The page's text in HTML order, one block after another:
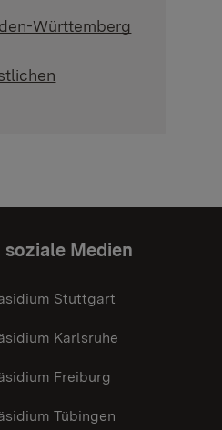
Württemberg
soziale Medien
Stuttgart
Karlsruhe
Freiburg
Tübingen